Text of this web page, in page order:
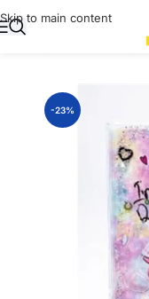
Skip to main content
Okul
-23%